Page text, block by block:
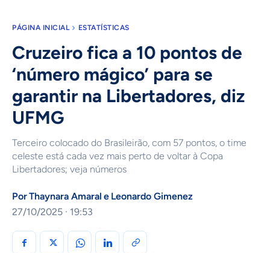
PÁGINA INICIAL ESTATÍSTICAS
Cruzeiro fica a 10 pontos de
‘número mágico’ para se
garantir na Libertadores, diz
UFMG
Terceiro colocado do Brasileirão, com 57 pontos, o time
celeste está cada vez mais perto de voltar à Copa
Libertadores; veja números
PorThaynara Amaral e Leonardo Gimenez
27/10/2025 · 19:53